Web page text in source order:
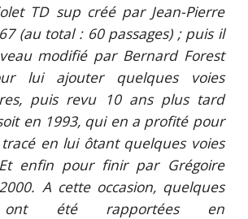
TD sup créé par Jean-Pierre
(au total : 60 passages) ; puis il
modifié par Bernard Forest
lui ajouter quelques voies
puis revu 10 ans plus tard
en 1993, qui en a profité pour
en lui ôtant quelques voies
enfin pour finir par Grégoire
A cette occasion, quelques
ont été rapportées en